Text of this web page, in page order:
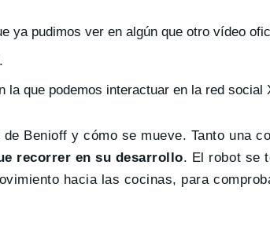
ya pudimos ver en algún que otro vídeo
la que podemos interactuar en la red social
Benioff y cómo se mueve. Tanto una
recorrer en su desarrollo. El robot se
hacia las cocinas, para